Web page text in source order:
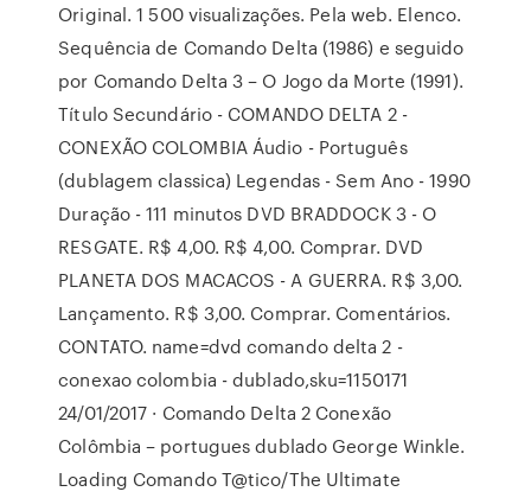
Original. 1 500 visualizações. Pela web. Elenco.
Sequência de Comando Delta (1986) e seguido
por Comando Delta 3 – O Jogo da Morte (1991).
Título Secundário - COMANDO DELTA 2 -
CONEXÃO COLOMBIA Áudio - Português
(dublagem classica) Legendas - Sem Ano - 1990
Duração - 111 minutos DVD BRADDOCK 3 - O
RESGATE. R$ 4,00. R$ 4,00. Comprar. DVD
PLANETA DOS MACACOS - A GUERRA. R$ 3,00.
Lançamento. R$ 3,00. Comprar. Comentários.
CONTATO. name=dvd comando delta 2 -
conexao colombia - dublado,sku=1150171
24/01/2017 · Comando Delta 2 Conexão
Colômbia – portugues dublado George Winkle.
Loading Comando T@tico/The Ultimate